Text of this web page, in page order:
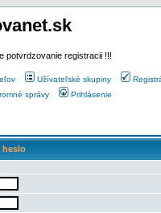
potvrdzovanie registracii !!!
Užívateľské skupiny
správy Prihlásenie
heslo